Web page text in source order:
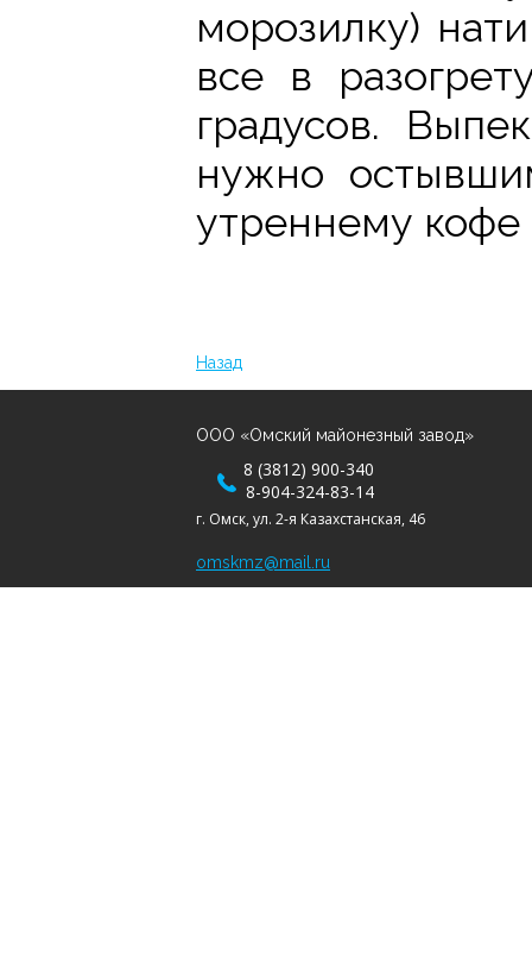
морозилку)
все в
градусов.
нужно
утреннему
Назад
ООО «Омский майонезный завод»
8 (3812) 900-340
8-904-324-83-14
г. Омск, ул. 2-я Казахстанская, 46
omskmz@mail.ru